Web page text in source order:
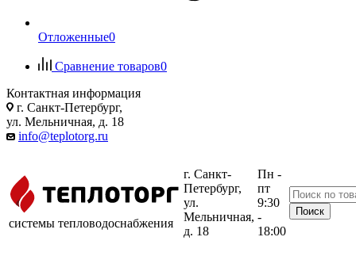
Отложенные0
Сравнение товаров0
Контактная информация
г. Санкт-Петербург,
ул. Мельничная, д. 18
info@teplotorg.ru
системы тепловодоснабжения
г. Санкт-
Петербург,
ул.
Мельничная,
д. 18
Пн -
пт
9:30
-
18:00